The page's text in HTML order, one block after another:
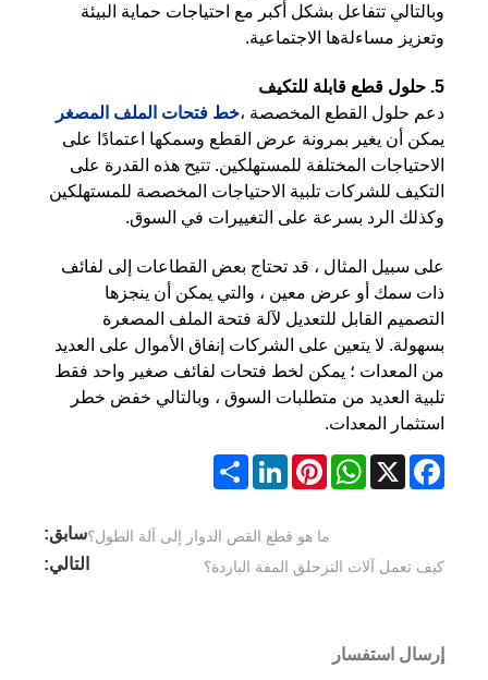
وبالتالي تتفاعل بشكل أكبر مع احتياجات حماية البيئة
وتعزيز مساءلةها الاجتماعية.
5. حلول قطع قابلة للتكيف
دعم حلول القطع المخصصة ،خط فتحات الملف المصغر
يمكن أن يغير بمرونة عرض القطع وسمكها اعتمادًا على
الاحتياجات المختلفة للمستهلكين. تتيح هذه القدرة على
التكيف للشركات تلبية الاحتياجات المخصصة للمستهلكين
وكذلك الرد بسرعة على التغييرات في السوق.
على سبيل المثال ، قد تحتاج بعض القطاعات إلى لفائف
ذات سمك أو عرض معين ، والتي يمكن أن ينجزها
التصميم القابل للتعديل لآلة فتحة الملف المصغرة
بسهولة. لا يتعين على الشركات إنفاق الأموال على العديد
من المعدات ؛ يمكن لخط فتحات لفائف صغير واحد فقط
تلبية العديد من متطلبات السوق ، وبالتالي خفض خطر
استثمار المعدات.
Facebook
X
WhatsApp
Pinterest
LinkedIn
Share
سابق:ما هو قطع القص الدوار إلى آلة الطول؟
التالي: كيف تعمل آلات التزحلق المفة الباردة؟
إرسال استفسار